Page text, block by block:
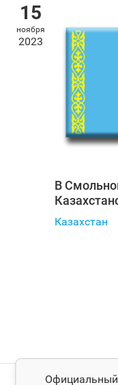
15
ноября
2023
В
Казахстан